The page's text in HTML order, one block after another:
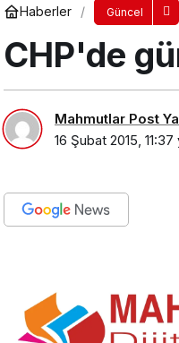
Haberler Güncel
CHP'de
Mahmutlar Post
16 Şubat 2015, 11:37